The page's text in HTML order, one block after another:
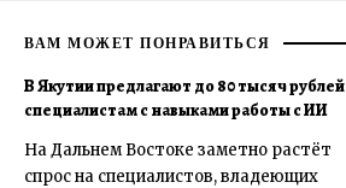
ВАМ МОЖЕТ ПОНРАВИТЬСЯ
В Якутии предлагают до 80 тысяч рублей
специалистам с навыками работы с ИИ
На Дальнем Востоке заметно растёт
спрос на специалистов, владеющих